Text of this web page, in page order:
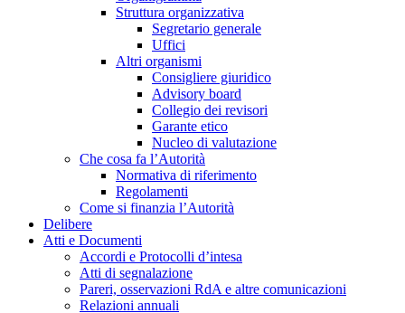
Struttura organizzativa
Segretario generale
Uffici
Altri organismi
Consigliere giuridico
Advisory board
Collegio dei revisori
Garante etico
Nucleo di valutazione
Che cosa fa l’Autorità
Normativa di riferimento
Regolamenti
Come si finanzia l’Autorità
Delibere
Atti e Documenti
Accordi e Protocolli d’intesa
Atti di segnalazione
Pareri, osservazioni RdA e altre comunicazioni
Relazioni annuali